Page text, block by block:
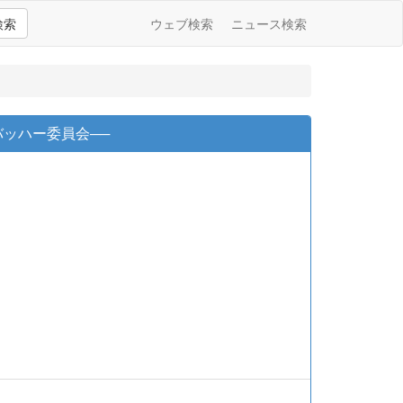
索 ウェブ検索 ニュース検索
ッハー委員会──